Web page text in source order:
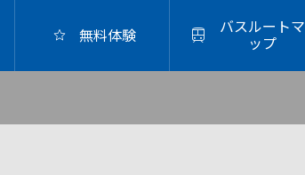
 無料体験 
バスルートマ
ップ